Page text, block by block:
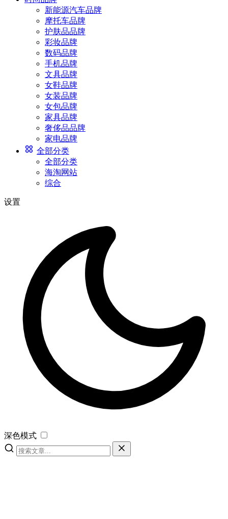
新能源汽车品牌
摩托车品牌
护肤品品牌
彩妆品牌
数码品牌
手机品牌
文具品牌
女鞋品牌
女装品牌
女包品牌
家具品牌
奢侈品品牌
家电品牌
全部分类
全部分类
海淘网站
综合
设置
深色模式